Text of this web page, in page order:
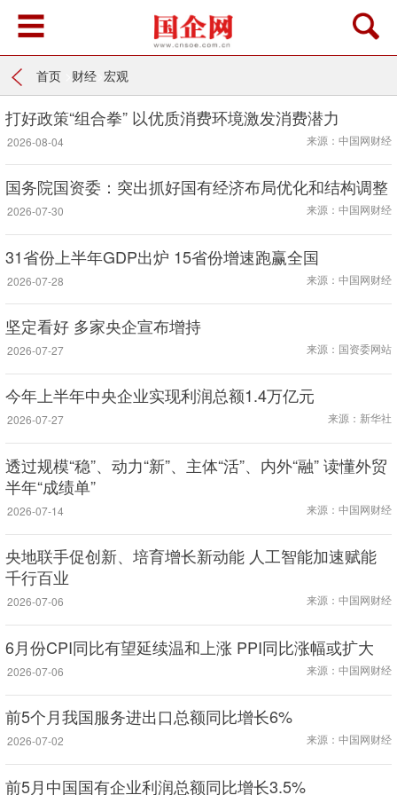
首页> 财经> 宏观
打好政策“组合拳” 以优质消费环境激发消费潜力
2026-08-04 来源：中国网财经
国务院国资委：突出抓好国有经济布局优化和结构调整
2026-07-30 来源：中国网财经
31省份上半年GDP出炉 15省份增速跑赢全国
2026-07-28 来源：中国网财经
坚定看好 多家央企宣布增持
2026-07-27 来源：国资委网站
今年上半年中央企业实现利润总额1.4万亿元
2026-07-27 来源：新华社
透过规模“稳”、动力“新”、主体“活”、内外“融” 读懂外贸
半年“成绩单”
2026-07-14 来源：中国网财经
央地联手促创新、培育增长新动能 人工智能加速赋能
千行百业
2026-07-06 来源：中国网财经
6月份CPI同比有望延续温和上涨 PPI同比涨幅或扩大
2026-07-06 来源：中国网财经
前5个月我国服务进出口总额同比增长6%
2026-07-02 来源：中国网财经
前5月中国国有企业利润总额同比增长3.5%